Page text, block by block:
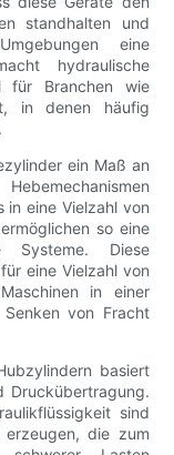
standhalten und
eine
hydraulische
für Branchen wie
in denen häufig
ein Maß an
in eine Vielzahl von
so eine
Systeme. Diese
eine Vielzahl von
in einer
von Fracht
basiert
Druckübertragung.
sind
die zum